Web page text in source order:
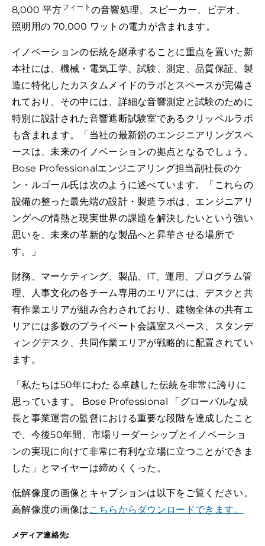
8,000 平方フィート の音響処理、スピーカー、ビデオ、
照明用の 70,000 ワットの電力が含まれます。
イノベーションの伝統を継承することに重点を置いた新
本社には、機械・電気工学、試験、測定、品質保証、製
造に特化したカスタムメイドのラボとスペースが完備さ
れており、その中には、詳細な音響測定と試験のために
特別に設計された音響遮断試験室であるクリッペルラボ
も含まれます。「当社の最新鋭のエンジニアリングスペ
ースは、未来のイノベーションの拠点となるでしょう。
Bose Professionalエンジニアリング担当副社長のケ
ン・ルゴール氏は次のように述べています。「これらの
設備の整った最先端の設計・製造ラボは、エンジニアリ
ングへの情熱と現実世界の課題を解決したいという強い
思いを、未来の革新的な製品へと昇華させる場所で
す。」
財務、マーケティング、製品、IT、運用、プログラム管
理、人事文化の各チーム専用のエリアには、デスクと共
有作業エリアが組み合わされており、建物全体の共有エ
リアには多数のプライベート会議室スペース、スタンデ
ィングデスク、共同作業エリアが戦略的に配置されてい
ます。
「私たちは50年にわたる卓越した伝統を非常に誇りに
思っています。 Bose Professional 「グローバルな成
長と事業運営の監督における重要な段階を達成したこと
で、今後50年間、市場リーダーシップとイノベーショ
ンの実現に向けて非常に有利な立場に立つことができま
した」とマイヤーは締めくくった。
低解像度の画像とキャプションは以下をご覧ください。
高解像度の画像は こちらからダウンロードできます。
メディア連絡先: